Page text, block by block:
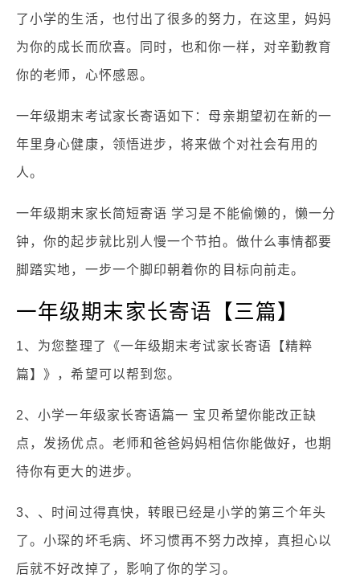
了小学的生活，也付出了很多的努力，在这里，妈妈
为你的成长而欣喜。同时，也和你一样，对辛勤教育
你的老师，心怀感恩。
一年级期末考试家长寄语如下：母亲期望初在新的一
年里身心健康，领悟进步，将来做个对社会有用的
人。
一年级期末家长简短寄语 学习是不能偷懒的，懒一分
钟，你的起步就比别人慢一个节拍。做什么事情都要
脚踏实地，一步一个脚印朝着你的目标向前走。
一年级期末家长寄语【三篇】
1、为您整理了《一年级期末考试家长寄语【精粹
篇】》，希望可以帮到您。
2、小学一年级家长寄语篇一 宝贝希望你能改正缺
点，发扬优点。老师和爸爸妈妈相信你能做好，也期
待你有更大的进步。
3、、时间过得真快，转眼已经是小学的第三个年头
了。小琛的坏毛病、坏习惯再不努力改掉，真担心以
后就不好改掉了，影响了你的学习。